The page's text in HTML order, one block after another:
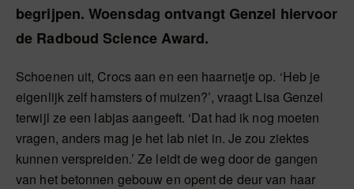
begrijpen. Woensdag ontvangt Genzel hiervoor
de Radboud Science Award.
Schoenen uit, Crocs aan en een haarnetje op. ‘Heb je
eigenlijk zelf hamsters of muizen?’, vraagt Lisa Genzel
terwijl ze een labjas aangeeft. ‘Dat had ik nog moeten
vragen, anders mag je het lab niet in. Je zou ziektes
kunnen verspreiden.’ Ze leidt de weg door de gangen
van het betonnen gebouw en opent de deur van haar